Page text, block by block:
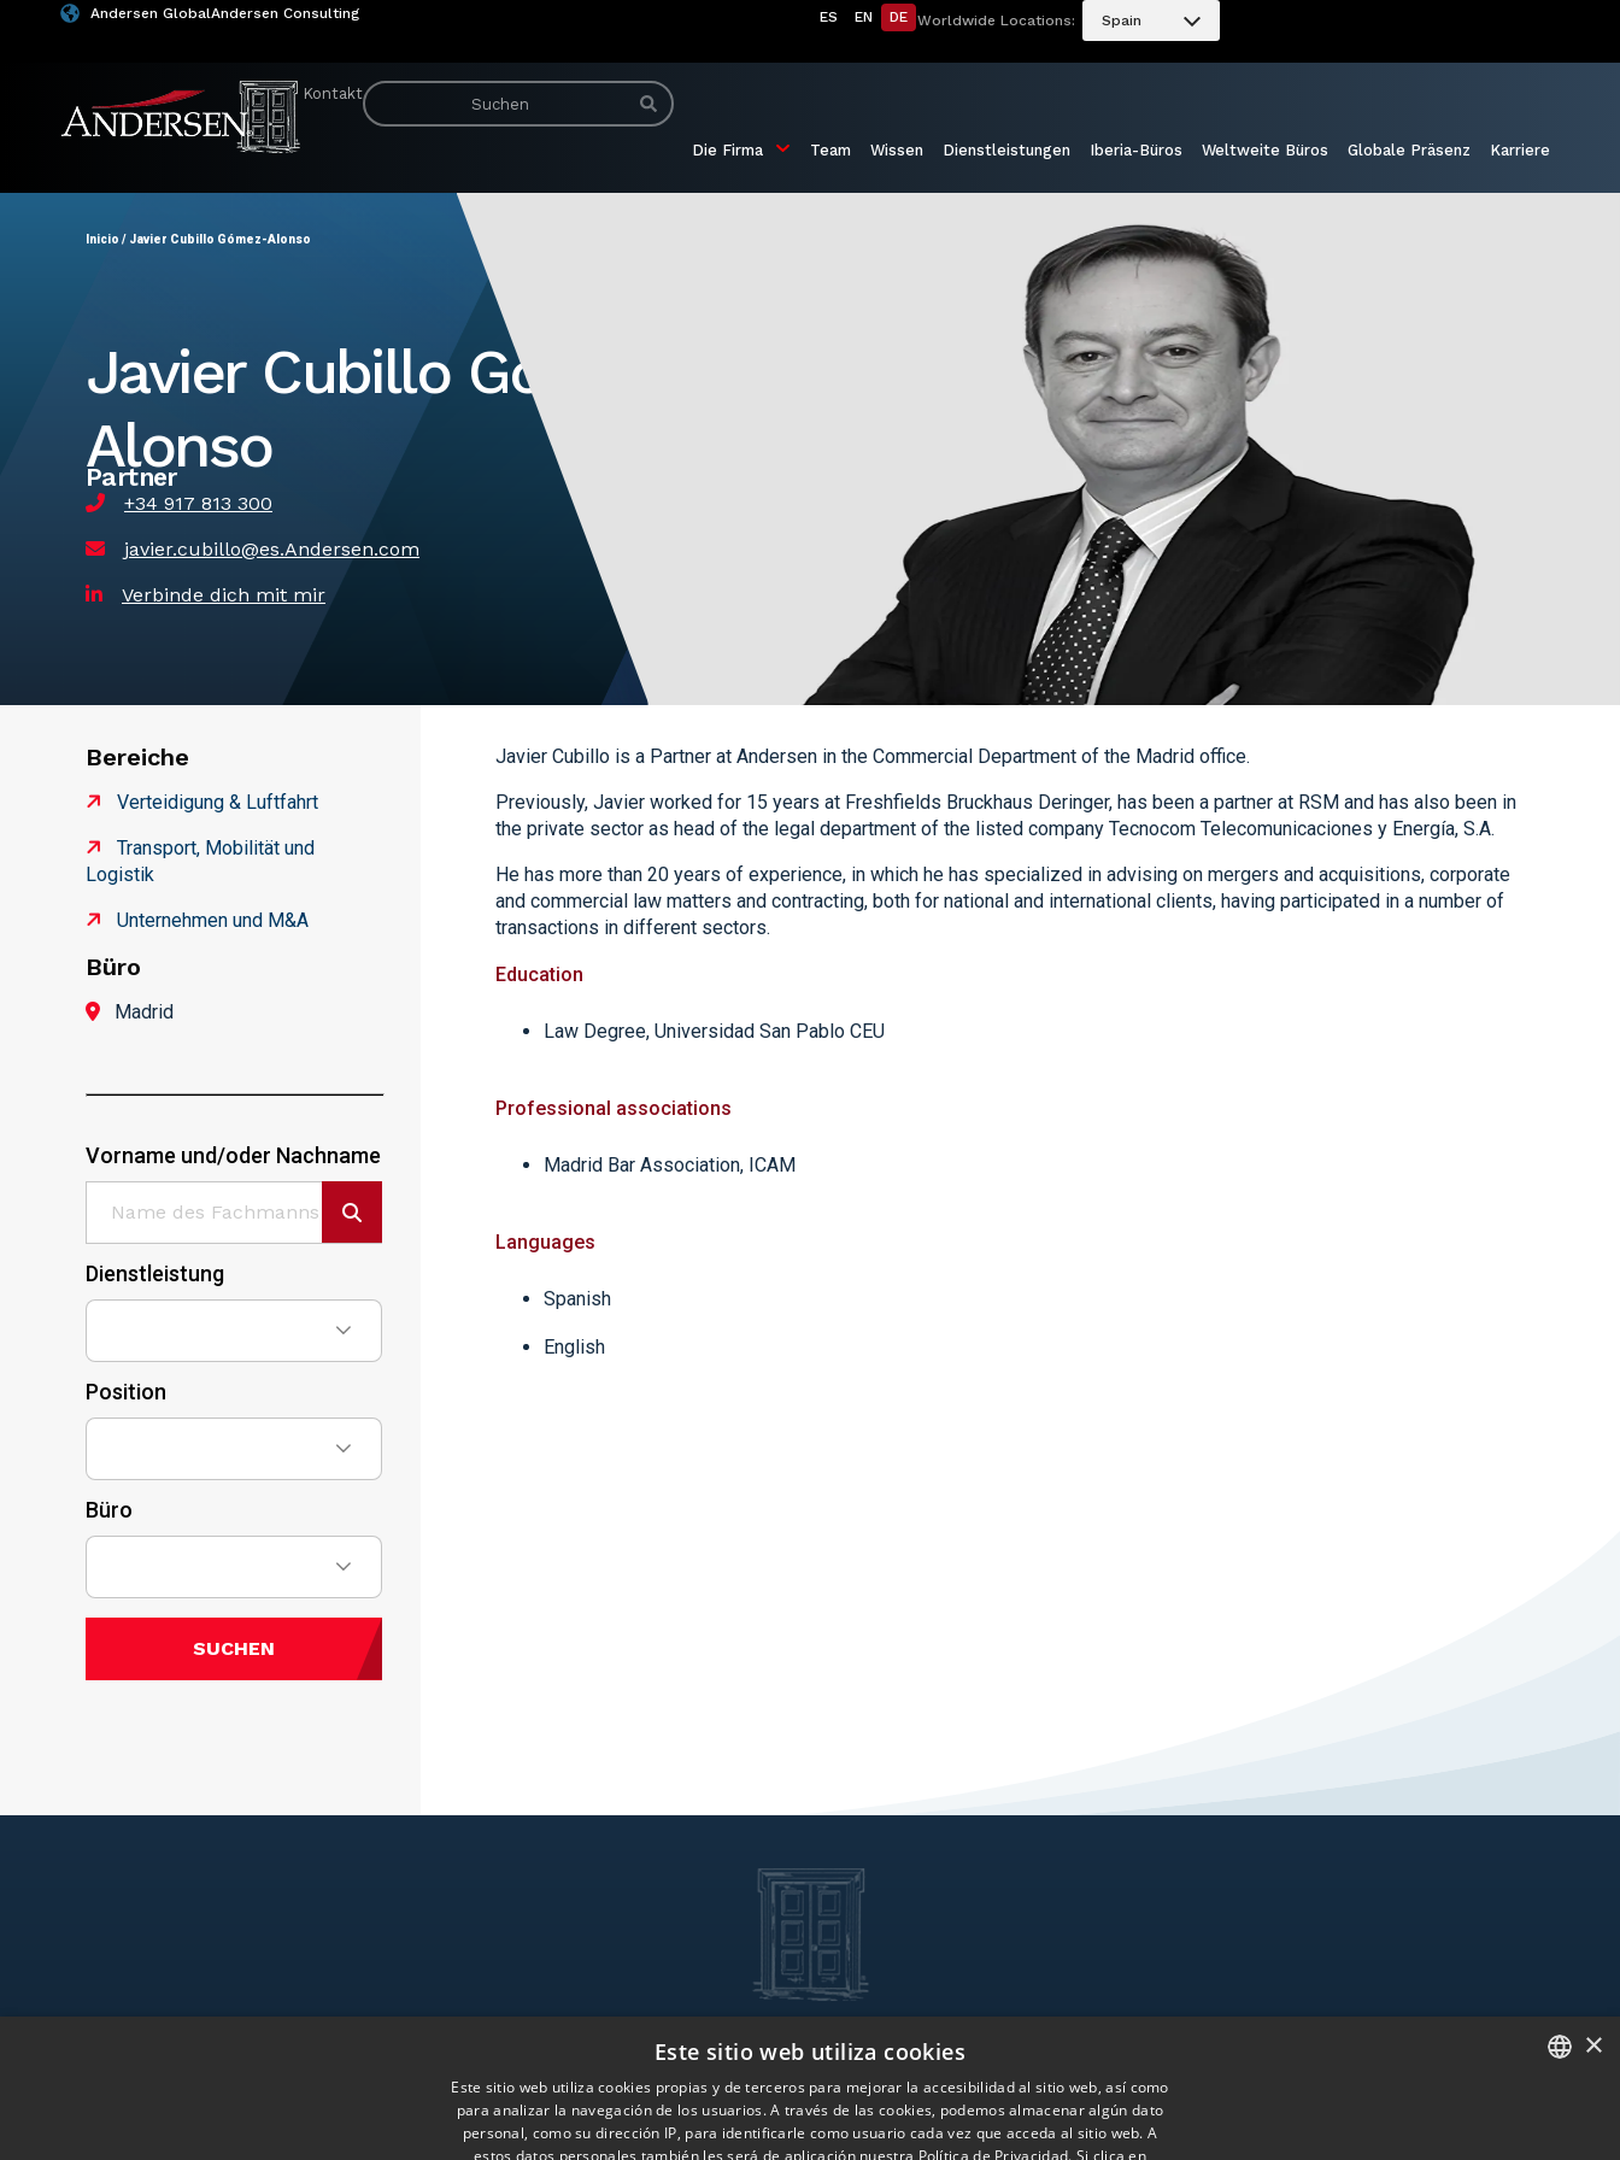
Andersen GlobalAndersen Consulting ES EN DE Worldwide Locations: Spain
Kontakt
Die Firma Team Wissen Dienstleistungen Iberia-Büros Weltweite Büros Globale Präsenz Karriere
Inicio / Javier Cubillo Gómez-Alonso
Javier Cubillo Gómez-
Alonso
Partner
+34 917 813 300
javier.cubillo@es.Andersen.com
Verbinde dich mit mir
Bereiche
Verteidigung & Luftfahrt
Transport, Mobilität und
Logistik
Unternehmen und M&A
Büro
Madrid
Vorname und/oder Nachname
Dienstleistung
Position
Büro
SUCHEN
Javier Cubillo is a Partner at Andersen in the Commercial Department of the Madrid office.
Previously, Javier worked for 15 years at Freshfields Bruckhaus Deringer, has been a partner at RSM and has also been in
the private sector as head of the legal department of the listed company Tecnocom Telecomunicaciones y Energía, S.A.
He has more than 20 years of experience, in which he has specialized in advising on mergers and acquisitions, corporate
and commercial law matters and contracting, both for national and international clients, having participated in a number of
transactions in different sectors.
Education
Law Degree, Universidad San Pablo CEU
Professional associations
Madrid Bar Association, ICAM
Languages
Spanish
English
Team
Wissen
Büros Iberia
Globale Niederlassungen
Karriere
Kontakt
×
Este sitio web utiliza cookies
Este sitio web utiliza cookies propias y de terceros para mejorar la accesibilidad al sitio web, así como
para analizar la navegación de los usuarios. A través de las cookies, podemos almacenar algún dato
personal, como su dirección IP, para identificarle como usuario cada vez que acceda al sitio web. A
estos datos personales también les será de aplicación nuestra Política de Privacidad. Si clica en